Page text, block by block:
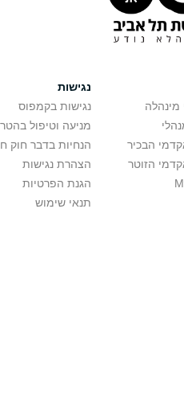
מינהלה
הבכיר
הזוטר
נגישות
נגישות בקמפוס
מניעה וטיפול
הנחיות בדבר חוק
הצהרת נגישות
הגנת הפרטיות
תנאי שימוש